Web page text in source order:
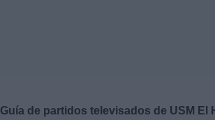
Guía de partidos televisados de USM El